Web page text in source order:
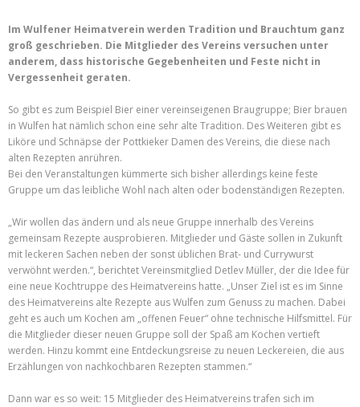
Im Wulfener Heimatverein werden Tradition und Brauchtum ganz
groß geschrieben. Die Mitglieder des Vereins versuchen unter
anderem, dass historische Gegebenheiten und Feste nicht in
Vergessenheit geraten.
So gibt es zum Beispiel Bier einer vereinseigenen Braugruppe; Bier brauen
in Wulfen hat nämlich schon eine sehr alte Tradition. Des Weiteren gibt es
Liköre und Schnäpse der Pottkieker Damen des Vereins, die diese nach
alten Rezepten anrühren.
Bei den Veranstaltungen kümmerte sich bisher allerdings keine feste
Gruppe um das leibliche Wohl nach alten oder bodenständigen Rezepten.
„Wir wollen das ändern und als neue Gruppe innerhalb des Vereins
gemeinsam Rezepte ausprobieren. Mitglieder und Gäste sollen in Zukunft
mit leckeren Sachen neben der sonst üblichen Brat- und Currywurst
verwöhnt werden.“, berichtet Vereinsmitglied Detlev Müller, der die Idee für
eine neue Kochtruppe des Heimatvereins hatte. „Unser Ziel ist es im Sinne
des Heimatvereins alte Rezepte aus Wulfen zum Genuss zu machen. Dabei
geht es auch um Kochen am „offenen Feuer“ ohne technische Hilfsmittel. Für
die Mitglieder dieser neuen Gruppe soll der Spaß am Kochen vertieft
werden. Hinzu kommt eine Entdeckungsreise zu neuen Leckereien, die aus
Erzählungen von nachkochbaren Rezepten stammen.“
Dann war es so weit: 15 Mitglieder des Heimatvereins trafen sich im